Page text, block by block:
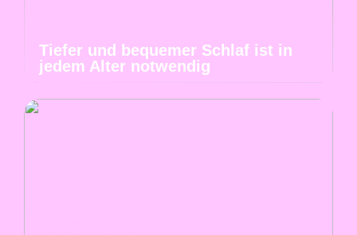
Tiefer und bequemer Schlaf ist in
jedem Alter notwendig